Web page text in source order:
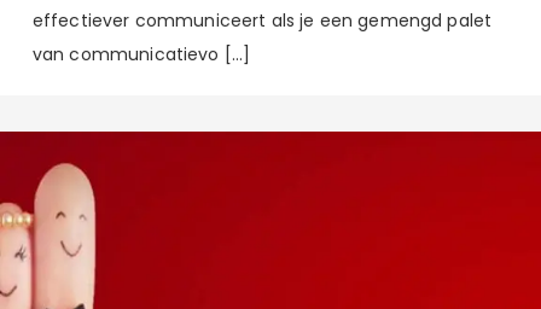
effectiever communiceert als je een gemengd palet
van communicatievo […]